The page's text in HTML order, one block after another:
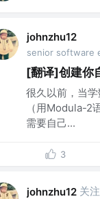
johnzhu12
senior software
[翻译]创建你
很久以前，当
（用Modula-2
需要自己...
3
johnzhu12 关